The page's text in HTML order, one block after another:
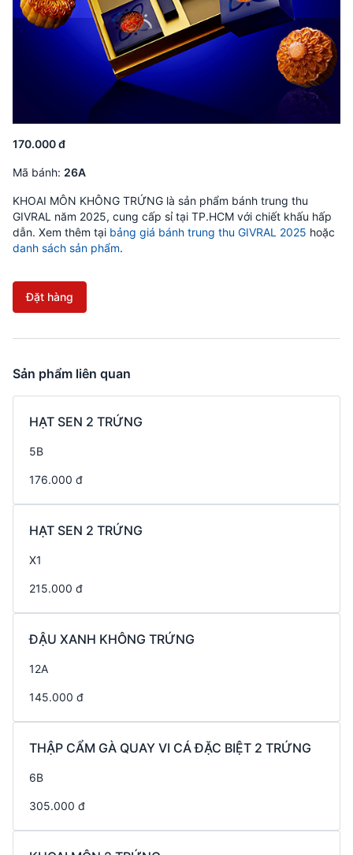
170.000 đ
Mã bánh: 26A
KHOAI MÔN KHÔNG TRỨNG là sản phẩm bánh trung thu
GIVRAL năm 2025, cung cấp sỉ tại TP.HCM với chiết khấu hấp
dẫn. Xem thêm tại bảng giá bánh trung thu GIVRAL 2025 hoặc
danh sách sản phẩm.
Đặt hàng
Sản phẩm liên quan
HẠT SEN 2 TRỨNG
5B
176.000 đ
HẠT SEN 2 TRỨNG
X1
215.000 đ
ĐẬU XANH KHÔNG TRỨNG
12A
145.000 đ
THẬP CẨM GÀ QUAY VI CÁ ĐẶC BIỆT 2 TRỨNG
6B
305.000 đ